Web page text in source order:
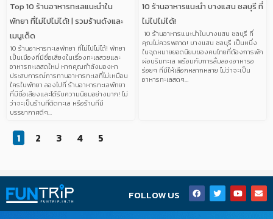
Top 10 ร้านอาหารทะเลแนะนำใน
พัทยา ที่ไม่ไปไม่ได้! | รวมร้านดังและ
เมนูเด็ด
10 ร้านอาหารทะเลพัทยา ที่ไม่ไปไม่ได้! พัทยา
เป็นเมืองที่มีชื่อเสียงในเรื่องทะเลสวยและ
อาหารทะเลสดใหม่ หากคุณกำลังมองหา
ประสบการณ์การทานอาหารทะเลที่ไม่เหมือน
ใครในพัทยา ลองไปที่ ร้านอาหารทะเลพัทยา
ที่มีชื่อเสียงและได้รับความนิยมอย่างมาก! ไม่
ว่าจะเป็นร้านที่ติดทะเล หรือร้านที่มี
บรรยากาศดีๆ…
10 ร้านอาหารแนะนำ บางแสน ชลบุรี ที่
ไม่ไปไม่ได้!
10 ร้านอาหารแนะนำในบางแสน ชลบุรี ที่
คุณไม่ควรพลาด! บางแสน ชลบุรี เป็นหนึ่ง
ในจุดหมายยอดนิยมของคนไทยที่ต้องการพัก
ผ่อนริมทะเล พร้อมกับการลิ้มลองอาหารอ
ร่อยๆ ที่มีให้เลือกหลากหลาย ไม่ว่าจะเป็น
อาหารทะเลสดๆ…
1 2 3 4 5
FOLLOW US F
a
c
e
T
w
i
t
Y
o
u
t
E
n
v
e